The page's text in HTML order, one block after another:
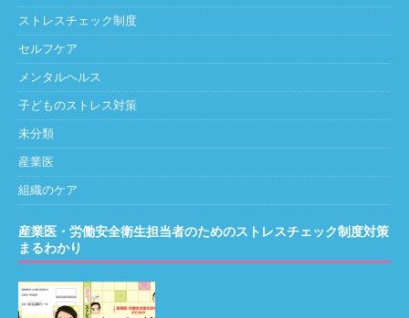
ストレスチェック制度
セルフケア
メンタルヘルス
子どものストレス対策
未分類
産業医
組織のケア
産業医・労働安全衛生担当者のためのストレスチェック制度対策
まるわかり